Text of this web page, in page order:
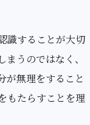
識することが大切
うのではなく、
が無理をすること
もたらすことを理